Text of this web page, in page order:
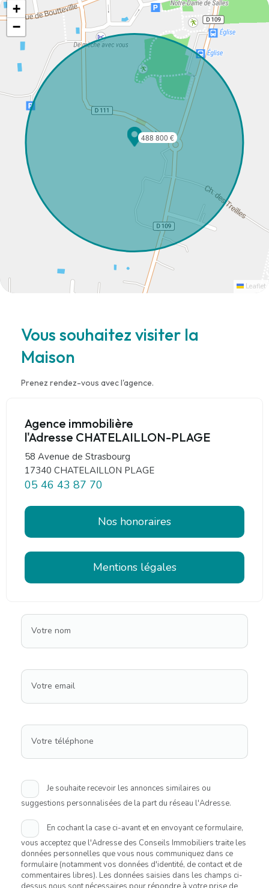
488 800 €
+
−
Leaflet
Vous souhaitez visiter la
Maison
Prenez rendez-vous avec l'agence.
Agence immobilière
l'Adresse CHATELAILLON-PLAGE
58 Avenue de Strasbourg
17340 CHATELAILLON PLAGE
05 46 43 87 70
Nos honoraires
Mentions légales
Votre nom
Votre email
Votre téléphone
Je souhaite recevoir les annonces similaires ou
suggestions personnalisées de la part du réseau l'Adresse.
En cochant la case ci-avant et en envoyant ce formulaire,
vous acceptez que l'Adresse des Conseils Immobiliers traite les
données personnelles que vous nous communiquez dans ce
formulaire (notamment vos données d'identité, de contact et de
commentaires libres). Les données saisies dans les champs ci-